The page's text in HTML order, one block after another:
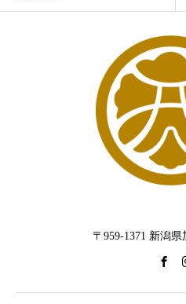
〒959-1371 新潟